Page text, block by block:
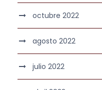
octubre 2022
agosto 2022
julio 2022